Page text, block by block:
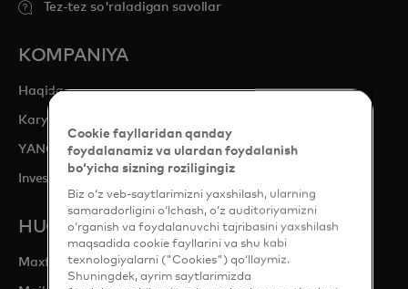
Tez-tez so'raladigan savollar
KOMPANIYA
Haqida
Karyeralar
YANGILIKLAR BOʻLIMI
Investorlar bilan aloqalar opens in a new tab
HUQUQIY VA MAXFIYLIK
Maxfiylik va ma'lumotlar uchun javobgarlik
Cookie fayllaridan qanday
foydalanamiz va ulardan foydalanish
bo‘yicha sizning roziligingiz
Biz o‘z veb-saytlarimizni yaxshilash, ularning
samaradorligini o‘lchash, o‘z auditoriyamizni
o‘rganish va foydalanuvchi tajribasini yaxshilash
maqsadida cookie fayllarini va shu kabi
texnologiyalarni ("Cookies") qo‘llaymiz.
Shuningdek, ayrim saytlarimizda